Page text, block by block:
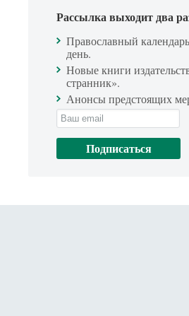
Рассылка выходит два
Православный
день.
Новые книги
странник».
Анонсы предстоящих